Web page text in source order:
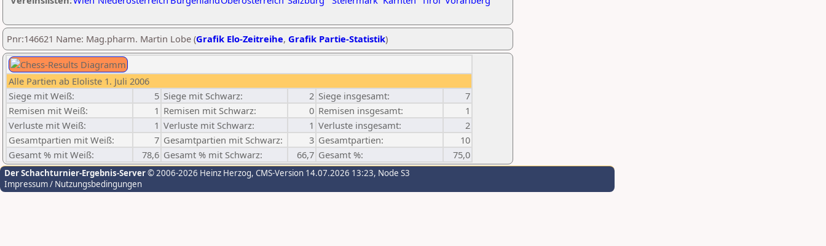
Pnr:146621 Name: Mag.pharm. Martin Lobe (Grafik Elo-Zeitreihe, Grafik Partie-Statistik)
Alle Partien ab Eloliste 1. Juli 2006
Siege mit Weiß:
5 Siege mit Schwarz: 2 Siege insgesamt:
7
Remisen mit Weiß:
1 Remisen mit Schwarz: 0 Remisen insgesamt:
1
Verluste mit Weiß:
1 Verluste mit Schwarz: 1 Verluste insgesamt:
2
Gesamtpartien mit Weiß:
7 Gesamtpartien mit Schwarz: 3 Gesamtpartien:
10
Gesamt % mit Weiß:
78,6 Gesamt % mit Schwarz: 66,7 Gesamt %: 75,0
Der Schachturnier-Ergebnis-Server© 2006-2026 Heinz Herzog, CMS-Version 14.07.2026 13:23, Node S3
Impressum / Nutzungsbedingungen